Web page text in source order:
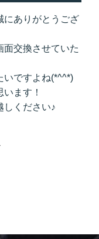
にありがとうござ
面交換させていた
いですよね(*^^*)
ます！
しください♪